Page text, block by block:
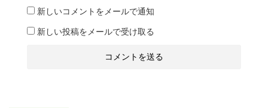
新しいコメントをメールで通知
新しい投稿をメールで受け取る